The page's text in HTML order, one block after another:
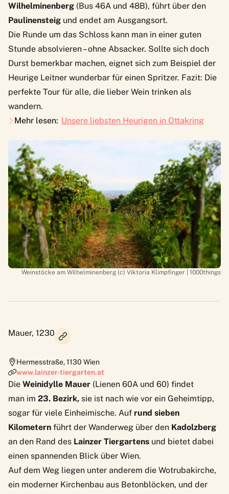
Wilhelminenberg (Bus 46A und 48B), führt über den
Paulinensteig und endet am Ausgangsort.
Die Runde um das Schloss kann man in einer guten
Stunde absolvieren – ohne Absacker. Sollte sich doch
Durst bemerkbar machen, eignet sich zum Beispiel der
Heurige Leitner wunderbar für einen Spritzer. Fazit: Die
perfekte Tour für alle, die lieber Wein trinken als
wandern.
Mehr lesen: Unsere liebsten Heurigen in Ottakring
Weinstöcke am Wilhelminenberg (c) Viktoria Klimpfinger | 1000things
Mauer, 1230
Hermesstraße,1130 Wien
www.lainzer-tiergarten.at
Die Weinidylle Mauer (Lienen 60A und 60) findet
man im 23. Bezirk, sie ist nach wie vor ein Geheimtipp,
sogar für viele Einheimische. Auf rund sieben
Kilometern führt der Wanderweg über den Kadolzberg
an den Rand des Lainzer Tiergartens und bietet dabei
einen spannenden Blick über Wien.
Auf dem Weg liegen unter anderem die Wotrubakirche,
ein moderner Kirchenbau aus Betonblöcken, und der